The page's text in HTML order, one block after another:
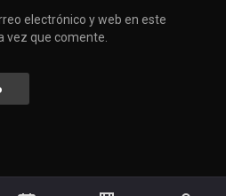
electrónico y web en este
vez que comente.